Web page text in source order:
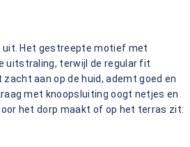
uit. Het gestreepte motief met
uitstraling, terwijl de regular fit
aan op de huid, ademt goed en
met knoopsluiting oogt netjes en
het dorp maakt of op het terras zit: